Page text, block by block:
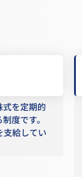
を定期的
度です。
支給してい